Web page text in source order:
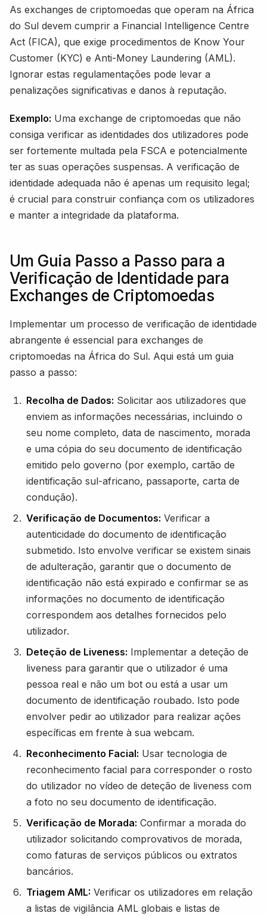
As exchanges de criptomoedas que operam na África
do Sul devem cumprir a Financial Intelligence Centre
Act (FICA), que exige procedimentos de Know Your
Customer (KYC) e Anti-Money Laundering (AML).
Ignorar estas regulamentações pode levar a
penalizações significativas e danos à reputação.
Exemplo: Uma exchange de criptomoedas que não
consiga verificar as identidades dos utilizadores pode
ser fortemente multada pela FSCA e potencialmente
ter as suas operações suspensas. A verificação de
identidade adequada não é apenas um requisito legal;
é crucial para construir confiança com os utilizadores
e manter a integridade da plataforma.
Um Guia Passo a Passo para a
Verificação de Identidade para
Exchanges de Criptomoedas
Implementar um processo de verificação de identidade
abrangente é essencial para exchanges de
criptomoedas na África do Sul. Aqui está um guia
passo a passo:
Recolha de Dados: Solicitar aos utilizadores que
enviem as informações necessárias, incluindo o
seu nome completo, data de nascimento, morada
e uma cópia do seu documento de identificação
emitido pelo governo (por exemplo, cartão de
identificação sul-africano, passaporte, carta de
condução).
Verificação de Documentos: Verificar a
autenticidade do documento de identificação
submetido. Isto envolve verificar se existem sinais
de adulteração, garantir que o documento de
identificação não está expirado e confirmar se as
informações no documento de identificação
correspondem aos detalhes fornecidos pelo
utilizador.
Deteção de Liveness: Implementar a deteção de
liveness para garantir que o utilizador é uma
pessoa real e não um bot ou está a usar um
documento de identificação roubado. Isto pode
envolver pedir ao utilizador para realizar ações
específicas em frente à sua webcam.
Reconhecimento Facial: Usar tecnologia de
reconhecimento facial para corresponder o rosto
do utilizador no vídeo de deteção de liveness com
a foto no seu documento de identificação.
Verificação de Morada: Confirmar a morada do
utilizador solicitando comprovativos de morada,
como faturas de serviços públicos ou extratos
bancários.
Triagem AML: Verificar os utilizadores em relação
a listas de vigilância AML globais e listas de